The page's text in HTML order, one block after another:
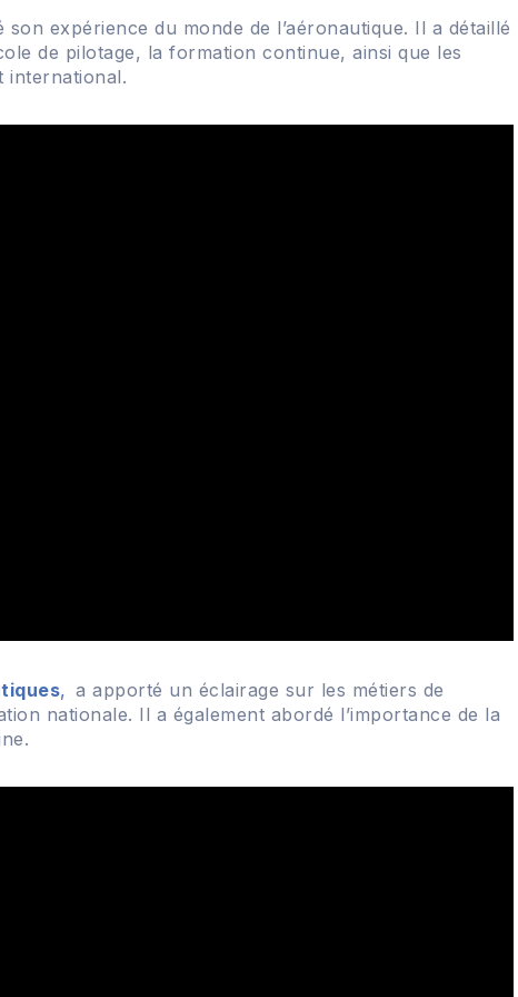
son expérience du monde de l’aéronautique. Il a détaillé
de pilotage, la formation continue, ainsi que les
international.
, a apporté un éclairage sur les métiers de
nationale. Il a également abordé l’importance de la